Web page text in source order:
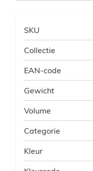
SKU
Collectie
EAN-code
Gewicht
Volume
Categorie
Kleur